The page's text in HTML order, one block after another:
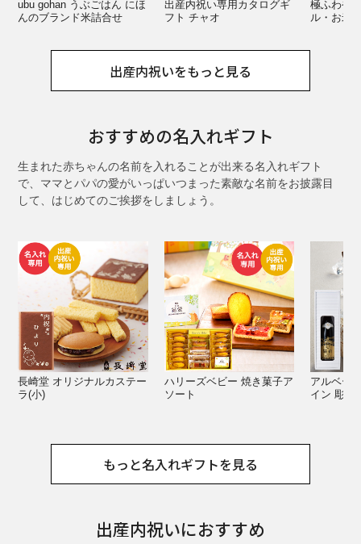
ubu gohan うぶごはん にほ
んのブランド米詰合せ
出産内祝い専用カタログギ
フト チャオ
極ふわや
ル・お米
出産内祝いをもっと見る
おすすめの名入れギフト
生まれた赤ちゃんの名前を入れることが出来る名入れギフト
で、ママとパパの愛がいっぱいつまった素敵な名前をお披露目
して、はじめてのご挨拶をしましょう。
長崎堂 オリジナルカステー
ラ(小)
ハリーズベビー 焼き菓子ア
ソート
アルベー
イン 彫刻
もっと名入れギフトを見る
出産内祝いにおすすめ